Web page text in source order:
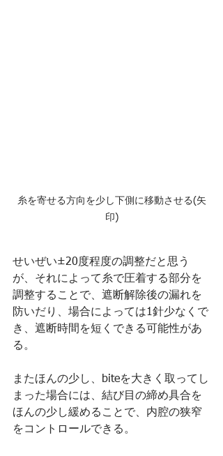
糸を寄せる方向を少し下側に移動させる(矢
印)
せいぜい±20度程度の調整だと思う
が、それによって糸で圧着する部分を
調整することで、遮断解除後の漏れを
防いだり、場合によっては1針少なくで
き、遮断時間を短くできる可能性があ
る。
またほんの少し、biteを大きく取ってし
まった場合には、結び目の締め具合を
ほんの少し緩めることで、内腔の狭窄
をコントロールできる。